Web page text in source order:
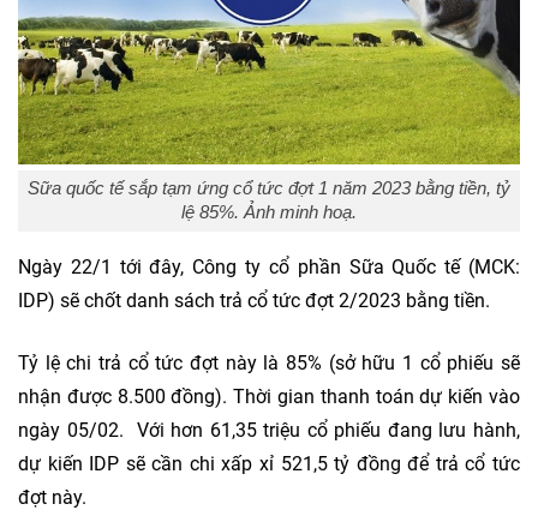
Sữa quốc tế sắp tạm ứng cổ tức đợt 1 năm 2023 bằng tiền, tỷ
lệ 85%. Ảnh minh hoạ.
Ngày 22/1 tới đây, Công ty cổ phần Sữa Quốc tế (MCK:
IDP) sẽ chốt danh sách trả cổ tức đợt 2/2023 bằng tiền.
Tỷ lệ chi trả cổ tức đợt này là 85% (sở hữu 1 cổ phiếu sẽ
nhận được 8.500 đồng). Thời gian thanh toán dự kiến vào
ngày 05/02. Với hơn 61,35 triệu cổ phiếu đang lưu hành,
dự kiến IDP sẽ cần chi xấp xỉ 521,5 tỷ đồng để trả cổ tức
đợt này.